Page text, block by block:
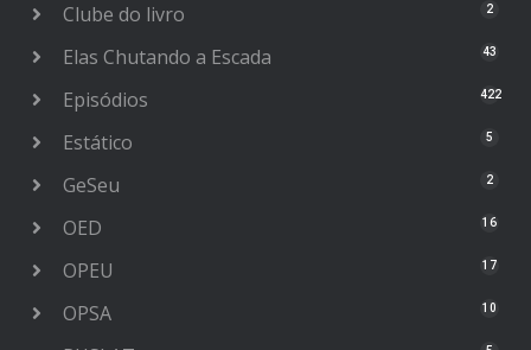
Clube do livro 2
Elas Chutando a Escada 43
Episódios 422
Estático 5
GeSeu 2
OED 16
OPEU 17
OPSA 10